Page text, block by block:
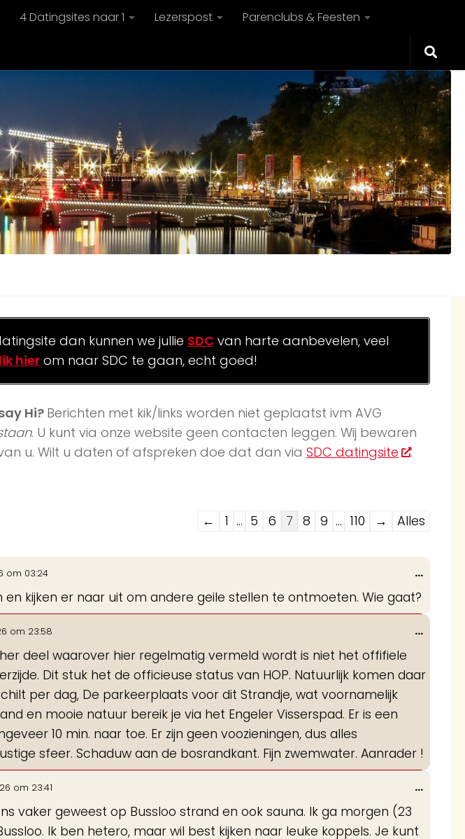
4 Datingsites naar 1 Lezerspost Parenclubs & Feesten
dan kunnen we jullie SDC van harte aanbevelen, veel
hier om naar SDC te gaan, echt goed!
Hi? Berichten met kik/links worden niet geplaatst ivm AVG
. U kunt via onze website geen contacten leggen. Wij bewaren
u. Wilt u daten of afspreken doe dat dan via SDC datingsite .
Navigatie
de
lijst
← 1 ... 5 6 7 8 9 ... 110 →
Alles
om 03:24
en kijken er naar uit om andere geile stellen te ontmoeten. Wie gaat?
...Wissel
om 23:58
deel waarover hier regelmatig vermeld wordt is niet het offifiele
Dit stuk het de officieuse status van HOP. Natuurlijk komen daar
per dag, De parkeerplaats voor dit Strandje, wat voornamelijk
en mooie natuur bereik je via het Engeler Visserspad. Er is een
10 min. naar toe. Er zijn geen voozieningen, dus alles
sfeer. Schaduw aan de bosrandkant. Fijn zwemwater. Aanrader !
...Wissel
om 23:41
vaker geweest op Bussloo strand en ook sauna. Ik ga morgen (23
Ik ben hetero, maar wil best kijken naar leuke koppels. Je kunt
...Wissel